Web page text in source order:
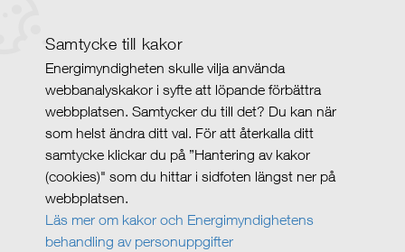
Samtycke till kakor
Energimyndigheten skulle vilja använda
webbanalyskakor i syfte att löpande förbättra
webbplatsen. Samtycker du till det? Du kan när
som helst ändra ditt val. För att återkalla ditt
samtycke klickar du på ”Hantering av kakor
(cookies)" som du hittar i sidfoten längst ner på
webbplatsen.
Läs mer om kakor och Energimyndighetens
behandling av personuppgifter